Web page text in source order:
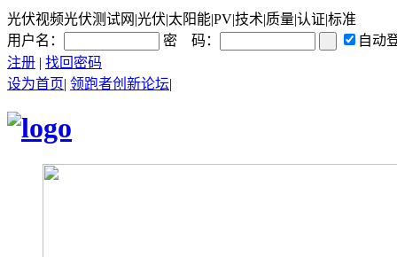
光伏视频光伏测试网|光伏|太阳能|PV|技术|质量|认证|标准
用户名：
密 码：
自动
注册 | 找回密码
设为首页| 领跑者创新论坛|